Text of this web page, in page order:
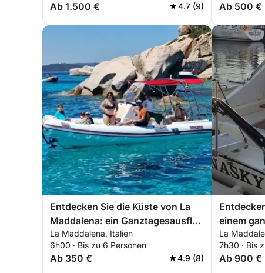
Ab 1.500 € 4.7 (9) Ab 500 €
Entdecken Sie die Küste von La
Maddalena: ein Ganztagesausflug
an Bord eines Beiboots
La Maddalena, Italien
6h00 · Bis zu 6 Personen
Ab 350 € 4.9 (8)
einem
La
7h30 · Bis
Ab 900 €